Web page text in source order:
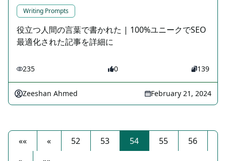
Writing Prompts
役立つ人間の言葉で書かれた | 100%ユニークでSEO
最適化された記事を詳細に
235 0 139
Zeeshan Ahmed February 21, 2024
«« « 52 53 54 55
56